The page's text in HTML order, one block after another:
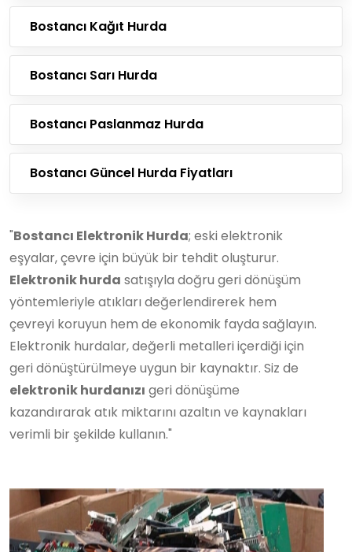
Bostancı Kağıt Hurda
Bostancı Sarı Hurda
Bostancı Paslanmaz Hurda
Bostancı Güncel Hurda Fiyatları
"Bostancı Elektronik Hurda; eski elektronik
eşyalar, çevre için büyük bir tehdit oluşturur.
Elektronik hurda satışıyla doğru geri dönüşüm
yöntemleriyle atıkları değerlendirerek hem
çevreyi koruyun hem de ekonomik fayda sağlayın.
Elektronik hurdalar, değerli metalleri içerdiği için
geri dönüştürülmeye uygun bir kaynaktır. Siz de
elektronik hurdanızı geri dönüşüme
kazandırarak atık miktarını azaltın ve kaynakları
verimli bir şekilde kullanın."